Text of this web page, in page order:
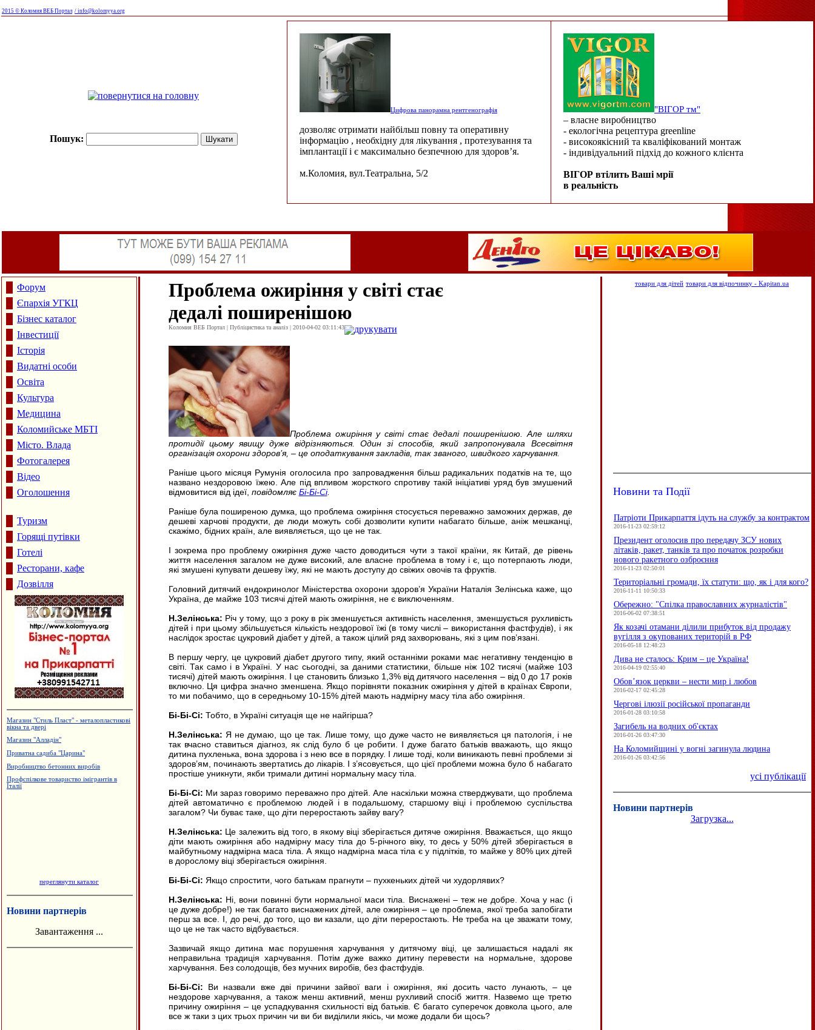
2015 © Коломия ВЕБ Портал / info@kolomyya.org
Пошук:
Цифрова панорамна рентгенографія
дозволяє отримати найбільш повну та оперативну
інформацію , необхідну для лікування , протезування та
імплантації і є максимально безпечною для здоров’я.
м.Коломия, вул.Театральна, 5/2
"ВІГОР тм"
– власне виробництво
- екологічна рецептура greenline
- високоякісний та кваліфікований монтаж
- індивідуальний підхід до кожного клієнта
ВІГОР втілить Ваші мрії
в реальність
Форум
Єпархія УГКЦ
Бізнес каталог
Інвестиції
Історія
Видатні особи
Освіта
Культура
Медицина
Коломийське МБТІ
Місто. Влада
Фотогалерея
Відео
Оголошення
Туризм
Горящі путівки
Готелі
Ресторани, кафе
Дозвілля
Магазин "Стиль Пласт" - металопластикові
вікна та двері
Магазин "Алладін"
Приватна садиба "Царина"
Виробництво бетонних виробів
Профспілкове товариство імігрантів в
Італії
переглянути каталог
Новини партнерів
Завантаження ...
Проблема ожиріння у світі стає
дедалі поширенішою
Коломия ВЕБ Портал | Публіцистика та аналіз | 2010-04-02 03:11:43 друкувати
Проблема ожиріння у світі стає дедалі поширенішою. Але шляхи
протидії цьому явищу дуже відрізняються. Один зі способів, який запропонувала Всесвітня
організація охорони здоров’я, – це оподаткування закладів, так званого, швидкого харчування.
Раніше цього місяця Румунія оголосила про запровадження більш радикальних податків на те, що
названо нездоровою їжею. Але під впливом жорсткого спротиву такій ініціативі уряд був змушений
відмовитися від ідеї, повідомляє Бі-Бі-Сі.
Раніше була поширеною думка, що проблема ожиріння стосується переважно заможних держав, де
дешеві харчові продукти, де люди можуть собі дозволити купити набагато більше, аніж мешканці,
скажімо, бідних країн, але виявляється, що це не так.
І зокрема про проблему ожиріння дуже часто доводиться чути з такої країни, як Китай, де рівень
життя населення загалом не дуже високий, але власне проблема в тому і є, що потерпають люди,
які змушені купувати дешеву їжу, які не мають доступу до свіжих овочів та фруктів.
Головний дитячий ендокринолог Міністерства охорони здоров’я України Наталія Зелінська каже, що
Україна, де майже 103 тисячі дітей мають ожиріння, не є виключенням.
Н.Зелінська: Річ у тому, що з року в рік зменшується активність населення, зменшується рухливість
дітей і при цьому збільшується кількість нездорової їжі (в тому числі – використання фастфудів), і як
наслідок зростає цукровий діабет у дітей, а також цілий ряд захворювань, які з цим пов’язані.
В першу чергу, це цукровий діабет другого типу, який останніми роками має негативну тенденцію в
світі. Так само і в Україні. У нас сьогодні, за даними статистики, більше ніж 102 тисячі (майже 103
тисячі) дітей мають ожиріння. І це становить близько 1,3% від дитячого населення – від 0 до 17 років
включно. Ця цифра значно зменшена. Якщо порівняти показник ожиріння у дітей в країнах Європи,
то ми побачимо, що в середньому 10-15% дітей мають надмірну масу тіла або ожиріння.
Бі-Бі-Сі: Тобто, в Україні ситуація ще не найгірша?
Н.Зелінська: Я не думаю, що це так. Лише тому, що дуже часто не виявляється ця патологія, і не
так вчасно ставиться діагноз, як слід було б це робити. І дуже багато батьків вважають, що якщо
дитина пухленька, вона здорова і з нею все в порядку. І лише тоді, коли виникають певні проблеми зі
здоров’ям, починають звертатись до лікарів. І з’ясовується, що цієї проблеми можна було б набагато
простіше уникнути, якби тримали дитині нормальну масу тіла.
Бі-Бі-Сі: Ми зараз говоримо переважно про дітей. Але наскільки можна стверджувати, що проблема
дітей автоматично є проблемою людей і в подальшому, старшому віці і проблемою суспільства
загалом? Чи буває таке, що діти переростають зайву вагу?
Н.Зелінська: Це залежить від того, в якому віці зберігається дитяче ожиріння. Вважається, що якщо
діти мають ожиріння або надмірну масу тіла до 5-річного віку, то десь у 50% дітей зберігається в
майбутньому надмірна маса тіла. А якщо надмірна маса тіла є у підлітків, то майже у 80% цих дітей
в дорослому віці зберігається ожиріння.
Бі-Бі-Сі: Якщо спростити, чого батькам прагнути – пухкеньких дітей чи худорлявих?
Н.Зелінська: Ні, вони повинні бути нормальної маси тіла. Виснажені – теж не добре. Хоча у нас (і
це дуже добре!) не так багато виснажених дітей, але ожиріння – це проблема, якої треба запобігати
перш за все. І, до речі, до того, що ви казали, що діти переростають. Не треба на це зважати тому,
що це не так часто відбувається.
Зазвичай якщо дитина має порушення харчування у дитячому віці, це залишається надалі як
неправильна традиція харчування. Потім дуже важко дитину перевести на нормальне, здорове
харчування. Без солодощів, без мучних виробів, без фастфудів.
Бі-Бі-Сі: Ви назвали вже дві причини зайвої ваги і ожиріння, які досить часто лунають, – це
нездорове харчування, а також менш активний, менш рухливий спосіб життя. Назвемо ще третю
причину ожиріння – це успадкування схильності від батьків. Є багато суперечок довкола цього, але
все ж таки з цих трьох причин чи ви би виділили якісь, чи може додали би щось?
товари для дітей товари для відпочинку - Kapitan.ua
Новини та Події
Патріоти Прикарпаття ідуть на службу за контрактом
2016-11-23 02:59:12
Президент оголосив про передачу ЗСУ нових
літаків, ракет, танків та про початок розробки
нового ракетного озброєння
2016-11-23 02:50:01
Територіальні громади, їх статути: що, як і для кого?
2016-11-11 10:50:33
Обережно: "Спілка православних журналістів"
2016-06-02 07:38:51
Як козачі отамани ділили прибуток від продажу
вугілля з окупованих територій в РФ
2016-05-18 12:48:23
Дива не сталось: Крим – це Україна!
2016-04-19 02:55:40
Обов’язок церкви – нести мир і любов
2016-02-17 02:45:28
Чергові ілюзії російської пропаганди
2016-01-28 03:10:58
Загибель на водних об'єктах
2016-01-26 03:47:30
На Коломийщині у вогні загинула людина
2016-01-26 03:42:56
усі публікації
Новини партнерів
Загрузка...